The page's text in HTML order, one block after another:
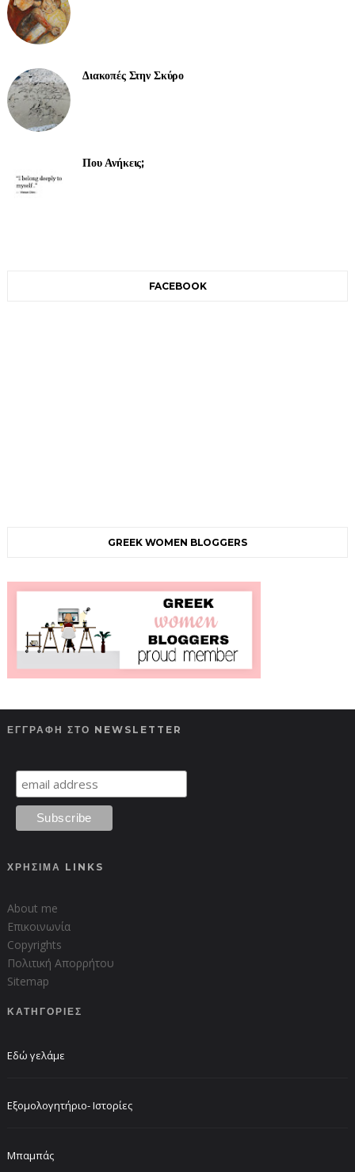
Διακοπές Στην Σκύρο
Που Ανήκεις;
FACEBOOK
GREEK WOMEN BLOGGERS
ΕΓΓΡΑΦΗ ΣΤΟ NEWSLETTER
ΧΡΗΣΙΜΑ LINKS
About me
Επικοινωνία
Copyrights
Πολιτική Απορρήτου
Sitemap
ΚΑΤΗΓΟΡΙΕΣ
Εδώ γελάμε
Εξομολογητήριο- Ιστορίες
Μπαμπάς